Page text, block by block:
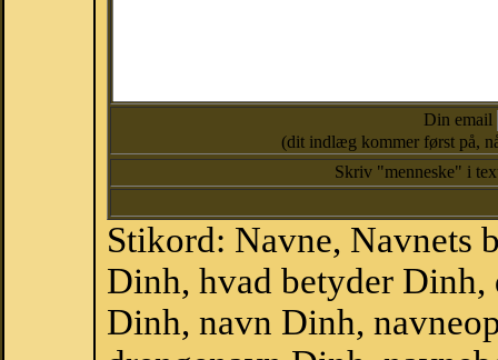
Din email
(dit indlæg kommer først på,
Skriv "menneske" i
Stikord: Navne, Navnets
Dinh, hvad betyder Dinh,
Dinh, navn Dinh,